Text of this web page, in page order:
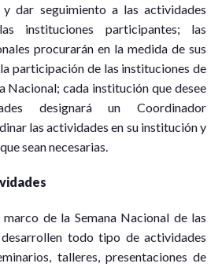
dar seguimiento a las actividades
instituciones participantes; las
procurarán en la medida de sus
participación de las instituciones de
Nacional; cada institución que desee
designará un Coordinador
las actividades en su institución y
sean necesarias.
de la Semana Nacional de las
desarrollen todo tipo de actividades
talleres, presentaciones de